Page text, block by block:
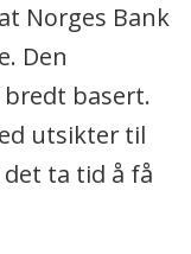
Norges Bank
Den
basert.
utsikter til
ta tid å få